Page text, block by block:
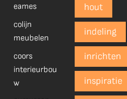
eames
colijn
meubelen
coors
interieurbou
w
hout
indeling
inrichten
inspiratie